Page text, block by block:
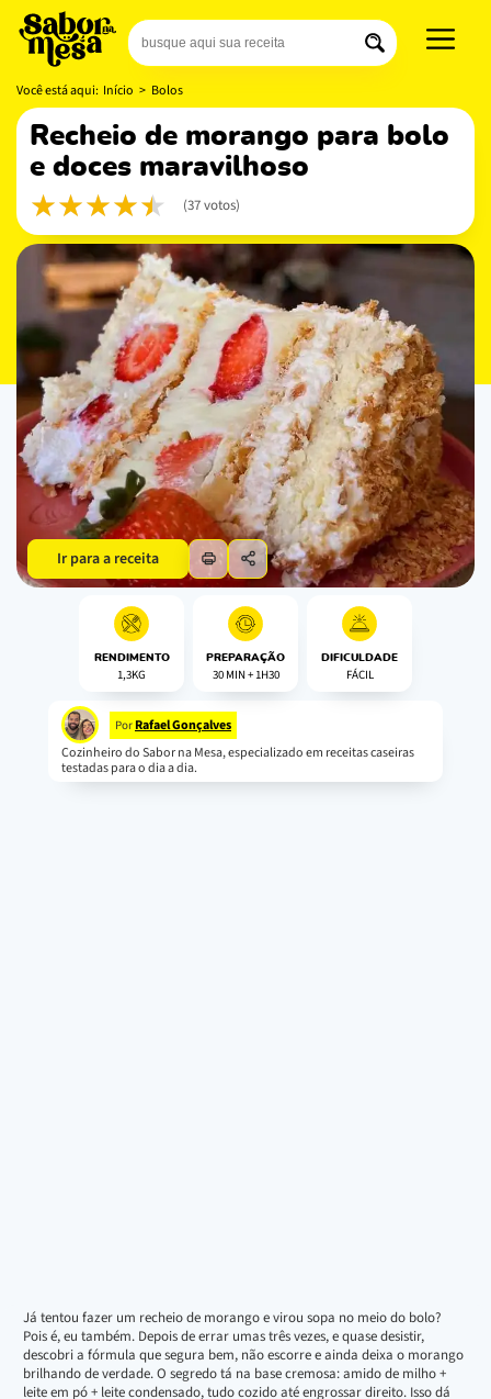
Você está aqui: Início > Bolos
recheio de morango para bolo
e doces maravilhoso
(37 votos)
Ir para a receita
RENDIMENTO
1,3KG
PREPARAÇÃO
30 MIN + 1H30
DIFICULDADE
FÁCIL
Por Rafael Gonçalves
Cozinheiro do Sabor na Mesa, especializado em receitas caseiras
testadas para o dia a dia.
Já tentou fazer um recheio de morango e virou sopa no meio do bolo?
Pois é, eu também. Depois de errar umas três vezes, e quase desistir,
descobri a fórmula que segura bem, não escorre e ainda deixa o morango
brilhando de verdade. O segredo tá na base cremosa: amido de milho +
leite em pó + leite condensado, tudo cozido até engrossar direito. Isso dá